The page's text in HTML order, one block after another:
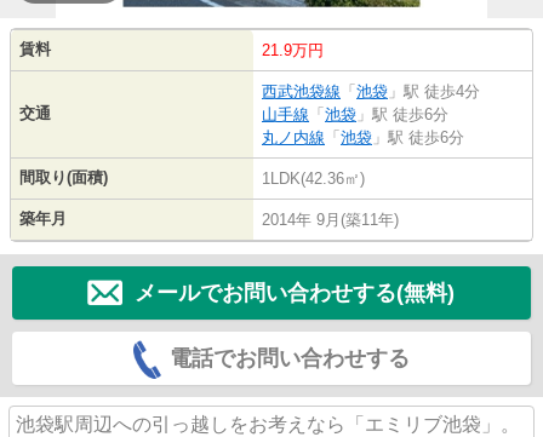
賃料 21.9万円
交通
西武池袋線 「 池袋 」駅 徒歩4分
山手線 「 池袋 」駅 徒歩6分
丸ノ内線 「 池袋 」駅 徒歩6分
間取り(面積) 1LDK(42.36㎡)
築年月 2014年 9月(築11年)
メールでお問い合わせする(無料)
電話でお問い合わせする
池袋駅周辺への引っ越しをお考えなら「エミリブ池袋」。